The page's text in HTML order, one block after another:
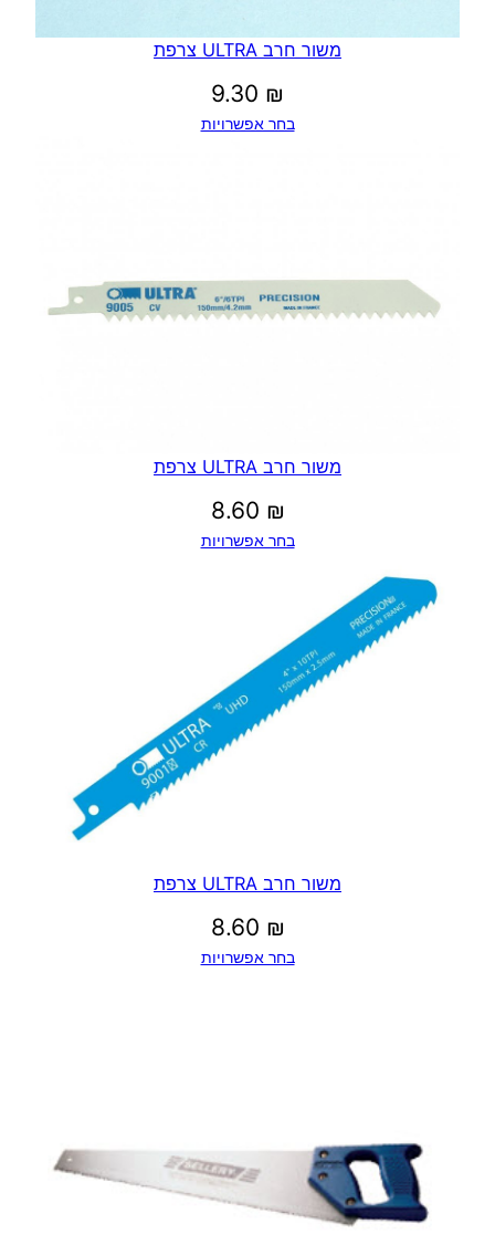
משור חרב ULTRA צרפת
9.30 ₪
בחר אפשרויות
משור חרב ULTRA צרפת
8.60 ₪
בחר אפשרויות
משור חרב ULTRA צרפת
8.60 ₪
בחר אפשרויות